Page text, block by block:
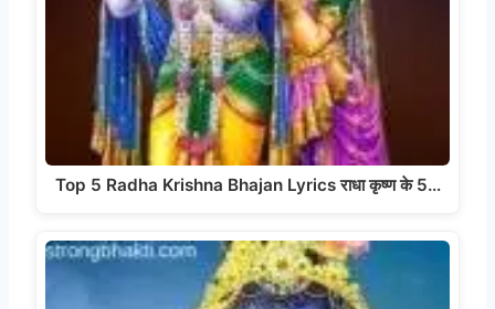
Top 5 Radha Krishna Bhajan Lyrics राधा कृष्ण के 5…